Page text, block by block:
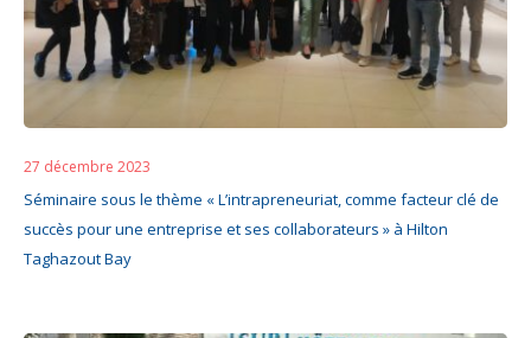
27 décembre 2023
Séminaire sous le thème « L’intrapreneuriat, comme facteur clé de
succès pour une entreprise et ses collaborateurs » à Hilton
Taghazout Bay